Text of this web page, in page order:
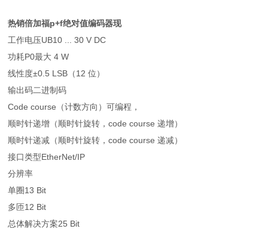
热销倍加福p+f绝对值编码器现
工作电压UB10 ... 30 V DC
功耗P0最大 4 W
线性度±0.5 LSB（12 位）
输出码二进制码
Code course（计数方向）可编程，
顺时针递增（顺时针旋转，code course 递增）
顺时针递减（顺时针旋转，code course 递减）
接口类型EtherNet/IP
分辨率
单圈13 Bit
多匝12 Bit
总体解决方案25 Bit